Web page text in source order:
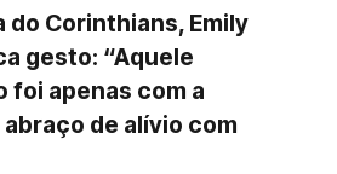
do Corinthians, Emily
gesto: “Aquele
foi apenas com a
de alívio com